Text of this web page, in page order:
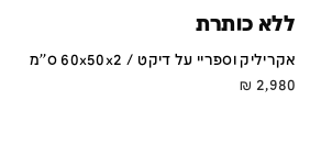
ללא כותרת
אקריליק וספריי על דיקט / 60x50x2 ס''מ
2,980
₪